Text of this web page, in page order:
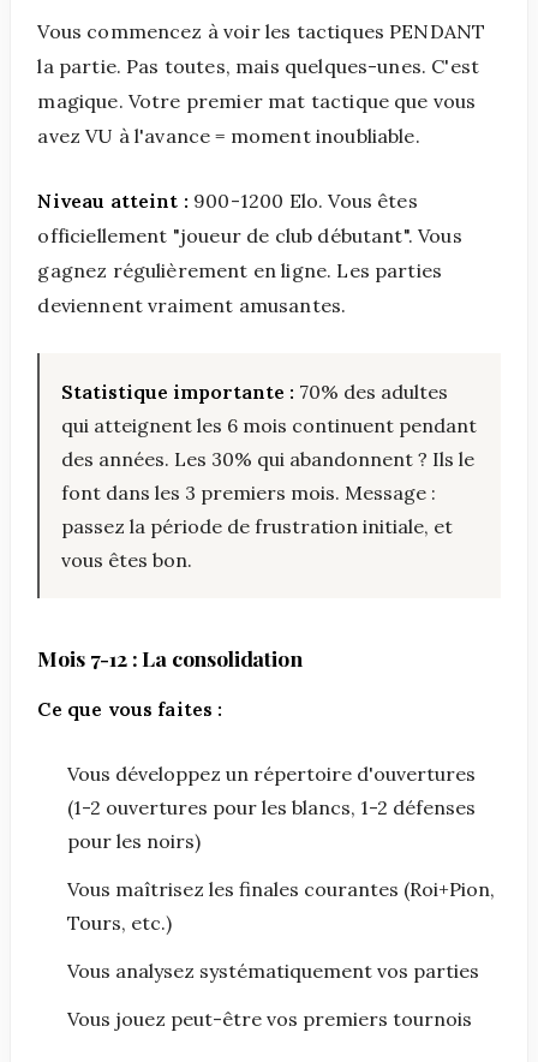
Vous commencez à voir les tactiques PENDANT
la partie. Pas toutes, mais quelques-unes. C'est
magique. Votre premier mat tactique que vous
avez VU à l'avance = moment inoubliable.
Niveau atteint : 900-1200 Elo. Vous êtes
officiellement "joueur de club débutant". Vous
gagnez régulièrement en ligne. Les parties
deviennent vraiment amusantes.
Statistique importante : 70% des adultes
qui atteignent les 6 mois continuent pendant
des années. Les 30% qui abandonnent ? Ils le
font dans les 3 premiers mois. Message :
passez la période de frustration initiale, et
vous êtes bon.
Mois 7-12 : La consolidation
Ce que vous faites :
Vous développez un répertoire d'ouvertures
(1-2 ouvertures pour les blancs, 1-2 défenses
pour les noirs)
Vous maîtrisez les finales courantes (Roi+Pion,
Tours, etc.)
Vous analysez systématiquement vos parties
Vous jouez peut-être vos premiers tournois